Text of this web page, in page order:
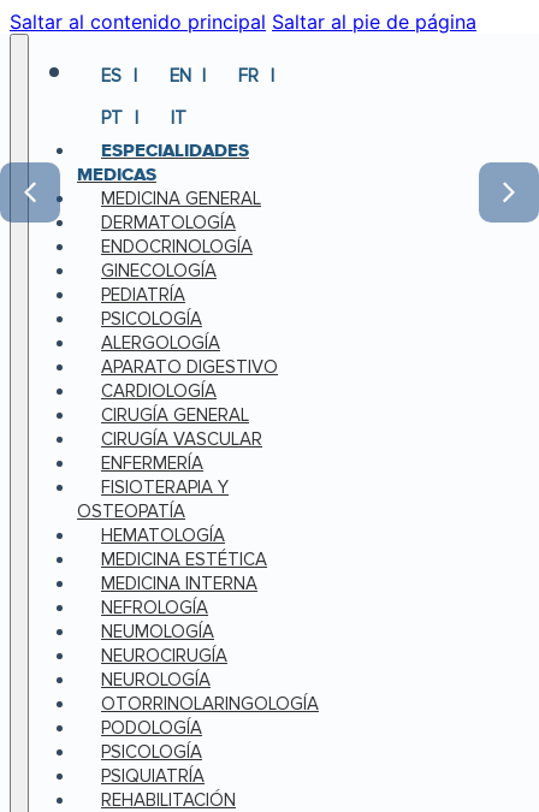
Saltar al contenido principal Saltar al pie de página
ES EN
FR
PT
IT
ESPECIALIDADES
MEDICAS
MEDICINA GENERAL
DERMATOLOGÍA
ENDOCRINOLOGÍA
GINECOLOGÍA
PEDIATRÍA
PSICOLOGÍA
ALERGOLOGÍA
APARATO DIGESTIVO
CARDIOLOGÍA
CIRUGÍA GENERAL
CIRUGÍA VASCULAR
ENFERMERÍA
FISIOTERAPIA Y
OSTEOPATÍA
HEMATOLOGÍA
MEDICINA ESTÉTICA
MEDICINA INTERNA
NEFROLOGÍA
NEUMOLOGÍA
NEUROCIRUGÍA
NEUROLOGÍA
OTORRINOLARINGOLOGÍA
PODOLOGÍA
PSICOLOGÍA
PSIQUIATRÍA
REHABILITACIÓN